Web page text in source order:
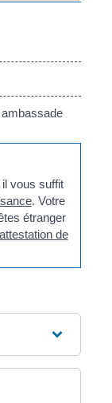
vous suffit
. Votre
étranger
de